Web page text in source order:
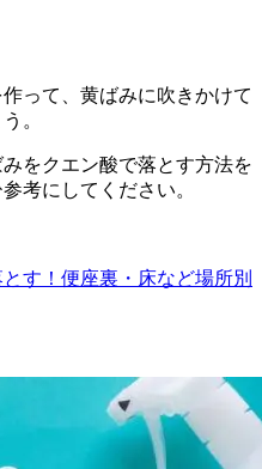
って、黄ばみに吹きかけて
。
をクエン酸で落とす方法を
考にしてください。
す！便座裏・床など場所別